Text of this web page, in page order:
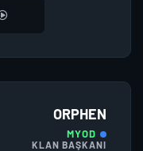
ORPHEN
MYOD
KLAN BAŞKANI